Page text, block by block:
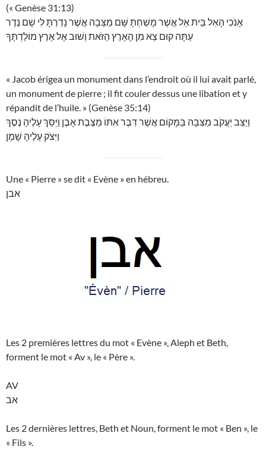
(« Genèse 31:13)
אָנֹכִי הָאֵל בֵּית אֵל אֲשֶׁר מָשַׁחְתָּ שָּׁם מַצֵּבָה אֲשֶׁר נָדַרְתָּ לִּי שָׁם נֶדֶר
עַתָּה קוּם צֵא מִן הָאָרֶץ הַזֹּאת וְשׁוּב אֶל אֶרֶץ מוֹלַדְתֶּךָ
« Jacob érigea un monument dans l’endroit où il lui avait parlé,
un monument de pierre ; il fit couler dessus une libation et y
répandit de l’huile. » (Genèse 35:14)
וַיַּצֵּב יַעֲקֹב מַצֵּבָה בַּמָּקוֹם אֲשֶׁר דִּבֶּר אִתּוֹ מַצֶּבֶת אָבֶן וַיַּסֵּךְ עָלֶיהָ נֶסֶךְ
וַיִּצֹק עָלֶיהָ שָׁמֶן
Une « Pierre » se dit « Evène » en hébreu.
אבן
Les 2 premières lettres du mot « Evène », Aleph et Beth,
forment le mot « Av », le « Père ».
AV
אב
Les 2 dernières lettres, Beth et Noun, forment le mot « Ben », le
« Fils ».